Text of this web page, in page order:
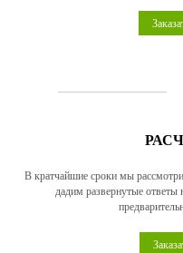
В кратчайшие сроки мы
дадим развернутые